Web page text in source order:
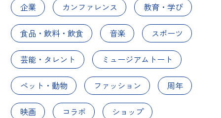
企業 カンファレンス 教育・学び
食品・飲料・飲食 音楽 スポーツ
芸能・タレント ミュージアムトート
ペット・動物 ファッション 周年
映画 コラボ ショップ